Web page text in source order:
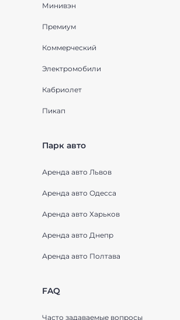
Минивэн
Премиум
Коммерческий
Электромобили
Кабриолет
Пикап
Парк авто
Аренда авто Львов
Аренда авто Одесса
Аренда авто Харьков
Аренда авто Днепр
Аренда авто Полтава
FAQ
Часто задаваемые вопросы